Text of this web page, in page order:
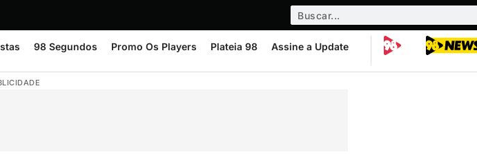
98 Segundos Promo Os Players Plateia 98 Assine a Update